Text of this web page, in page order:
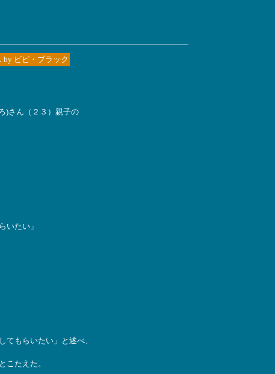
ビビ・ブラック
)さん（２３）親子の
いたい」
もらいたい」と述べ、
こたえた。